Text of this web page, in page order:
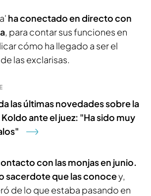
ha conectado en directo con
, para contar sus funciones en
cómo ha llegado a ser el
las exclarisas.
las últimas novedades sobre la
ante el juez: "Ha sido muy
con las monjas en junio.
sacerdote que las conocey,
de lo que estaba pasando en